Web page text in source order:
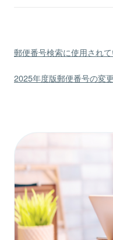
郵便番号検索に使用され
2025年度版郵便番号の変